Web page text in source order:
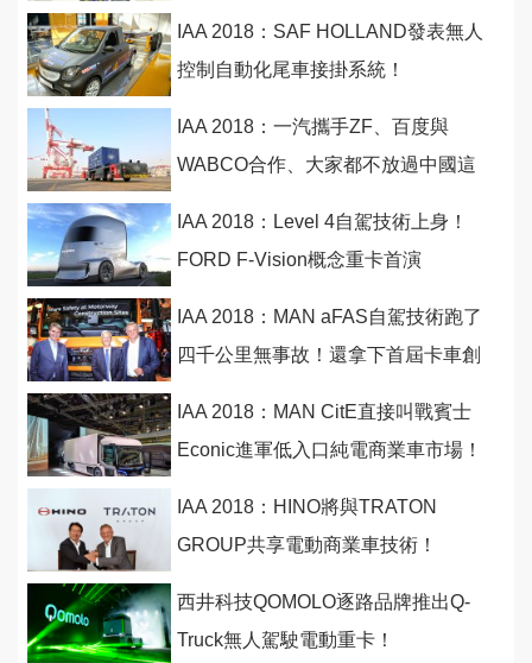
IAA 2018：SAF HOLLAND發表無人
控制自動化尾車接掛系統！
IAA 2018：一汽攜手ZF、百度與
WABCO合作、大家都不放過中國這
IAA 2018：Level 4自駕技術上身！
FORD F-Vision概念重卡首演
IAA 2018：MAN aFAS自駕技術跑了
四千公里無事故！還拿下首屆卡車創
IAA 2018：MAN CitE直接叫戰賓士
Econic進軍低入口純電商業車市場！
IAA 2018：HINO將與TRATON
GROUP共享電動商業車技術！
西井科技QOMOLO逐路品牌推出Q-
Truck無人駕駛電動重卡！